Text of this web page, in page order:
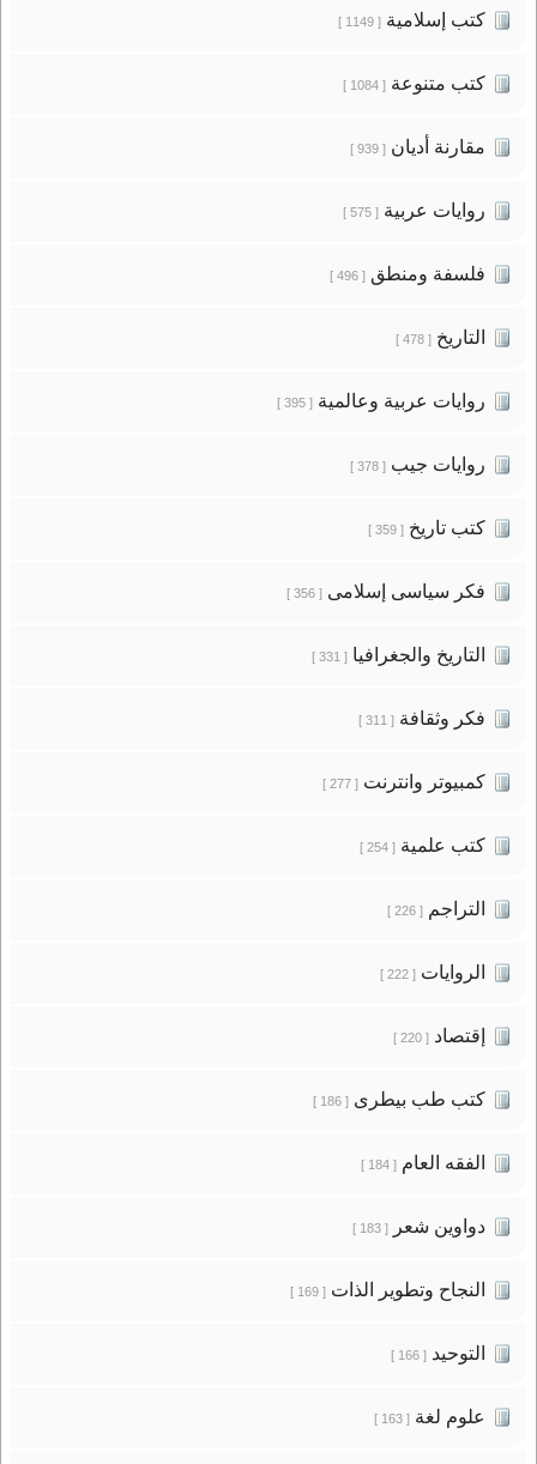
كتب إسلامية[ 1149 ]
كتب متنوعة[ 1084 ]
مقارنة أديان[ 939 ]
روايات عربية[ 575 ]
فلسفة ومنطق[ 496 ]
التاريخ[ 478 ]
روايات عربية وعالمية[ 395 ]
روايات جيب[ 378 ]
كتب تاريخ[ 359 ]
فكر سياسى إسلامى[ 356 ]
التاريخ والجغرافيا[ 331 ]
فكر وثقافة[ 311 ]
كمبيوتر وانترنت[ 277 ]
كتب علمية[ 254 ]
التراجم[ 226 ]
الروايات[ 222 ]
إقتصاد[ 220 ]
كتب طب بيطرى[ 186 ]
الفقه العام[ 184 ]
دواوين شعر[ 183 ]
النجاح وتطوير الذات[ 169 ]
التوحيد[ 166 ]
علوم لغة[ 163 ]